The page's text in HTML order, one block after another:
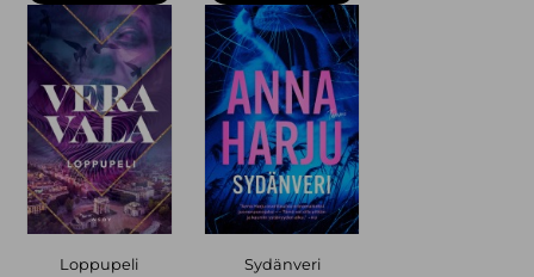
Loppupeli Sydänveri